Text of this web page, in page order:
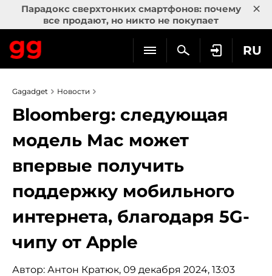
Парадокс сверхтонких смартфонов: почему
все продают, но никто не покупает
×
RU
Gagadget Новости
Bloomberg: следующая
модель Mac может
впервые получить
поддержку мобильного
интернета, благодаря 5G-
чипу от Apple
Автор: Антон Кратюк, 09 декабря 2024, 13:03